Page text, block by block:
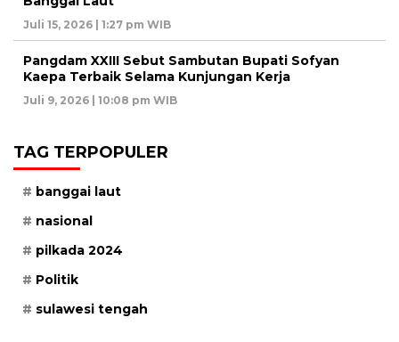
Juli 15, 2026 | 1:27 pm WIB
Pangdam XXIII Sebut Sambutan Bupati Sofyan
Kaepa Terbaik Selama Kunjungan Kerja
Juli 9, 2026 | 10:08 pm WIB
TAG TERPOPULER
banggai laut
nasional
pilkada 2024
Politik
sulawesi tengah